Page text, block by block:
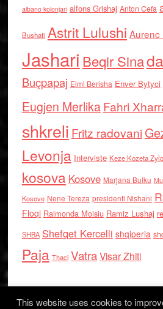
albano kolonjari alfons Grishaj Anton Cefa
Bushati Astrit Lulushi Aurenc
Jashari Beqir Sina
Buçpapaj Elmi Berisha Enver Bytyci
Eugjen MerlikaFahri
shkreli Fritz radovani
Levonja Interviste Keze Kozeta Zylo
kosova Kosove Marjana Bulku
Kosove Nene Tereza presidenti Nishani
Floqi Raimonda Moisiu Ramiz Lushaj
SHBA Shefqet Kercelli shqiperia
Paja Thaci VatraVisar Zhiti
This website uses cookies to